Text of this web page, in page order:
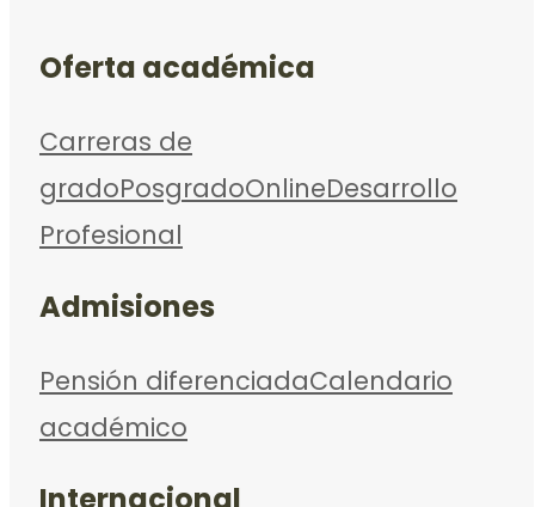
Oferta académica
Carreras de
gradoPosgradoOnlineDesarrollo
Profesional
Admisiones
Pensión diferenciadaCalendario
académico